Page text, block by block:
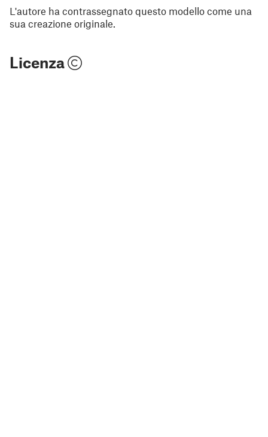
L'autore ha contrassegnato questo modello come una
sua creazione originale.
Licenza